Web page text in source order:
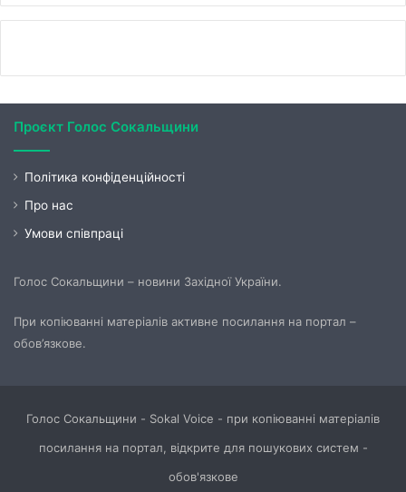
Проєкт Голос Сокальщини
Політика конфіденційності
Про нас
Умови співпраці
Голос Сокальщини – новини Західної України.
При копіюванні матеріалів активне посилання на портал –
обов’язкове.
Голос Сокальщини - Sokal Voice - при копіюванні матеріалів
посилання на портал, відкрите для пошукових систем -
обов'язкове